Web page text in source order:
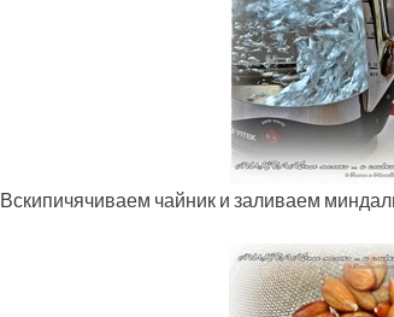
Вскипичячиваем чайник и заливаем